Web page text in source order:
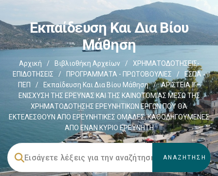
Εκπαίδευση Και Δια Βίου
Μάθηση
Αρχική / Βιβλιοθήκη Αρχείων /
ΧΡΗΜΑΤΟΔΟΤΗΣΕΙΣ-
ΕΠΙΔΟΤΗΣΕΙΣ
/ ΠΡΟΓΡΑΜΜΑΤΑ - ΠΡΩΤΟΒΟΥΛΙΕΣ /
ΕΣΠΑ -
ΠΕΠ
/ Εκπαίδευση Και Δια Βίου Μάθηση /
ΑΡΙΣΤΕΙΑ ΙΙ –
ΕΝΙΣΧΥΣΗ ΤΗΣ ΕΡΕΥΝΑΣ ΚΑΙ ΤΗΣ ΚΑΙΝΟΤΟΜΙΑΣ ΜΕΣΩ ΤΗΣ
ΧΡΗΜΑΤΟΔΟΤΗΣΗΣ ΕΡΕΥΝΗΤΙΚΩΝ ΕΡΓΩΝ ΠΟΥ ΘΑ
ΕΚΤΕΛΕΣΘΟΥΝ ΑΠΟ ΕΡΕΥΝΗΤΙΚΕΣ ΟΜΑΔΕΣ, ΚΑΘΟΔΗΓΟΥΜΕΝΕΣ
ΑΠΟ ΕΝΑΝ ΚΥΡΙΟ ΕΡΕΥΝΗΤΗ